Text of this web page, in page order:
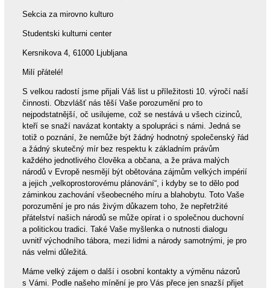
Sekcia za mirovno kulturo
Studentski kulturni center
Kersnikova 4, 61000 Ljubljana
Milí přátelé!
S velkou radostí jsme přijali Váš list u příležitosti 10. výročí naší
činnosti. Obzvlášť nás těší Vaše porozumění pro to
nejpodstatnější, oč usilujeme, což se nestává u všech cizinců,
kteří se snaží navázat kontakty a spolupráci s námi. Jedná se
totiž o poznání, že nemůže být žádný hodnotný společenský řád
a žádný skutečný mír bez respektu k základním právům
každého jednotlivého člověka a občana, a že práva malých
národů v Evropě nesmějí být obětována zájmům velkých impérií
a jejich „velkoprostorovému plánování“, i kdyby se to dělo pod
záminkou zachování všeobecného míru a blahobytu. Toto Vaše
porozumění je pro nás živým důkazem toho, že nepřetržité
přátelství našich národů se může opírat i o společnou duchovní
a politickou tradici. Také Vaše myšlenka o nutnosti dialogu
uvnitř východního tábora, mezi lidmi a národy samotnými, je pro
nás velmi důležitá.
Máme velký zájem o další i osobní kontakty a výměnu názorů
s Vámi. Podle našeho mínění je pro Vás přece jen snazší přijet